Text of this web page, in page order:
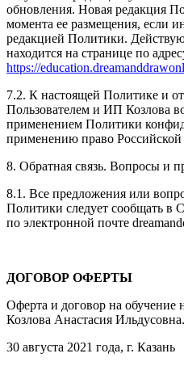
обновления. Новая редакция
момента ее размещения, если
редакцией Политики.
находится на странице по
https://
7.2. К настоящей Политике и
Пользователем и ИП Козлова
применением Политики
применению право
8. Обратная связь. Вопросы и
8.1. Все предложения или
Политики следует сообщать
по электронной почте
ДОГОВОР ОФЕРТЫ
Оферта и договор на
Козлова Анастасия Ильдусовна.
30 августа 2021 года, г. Казань